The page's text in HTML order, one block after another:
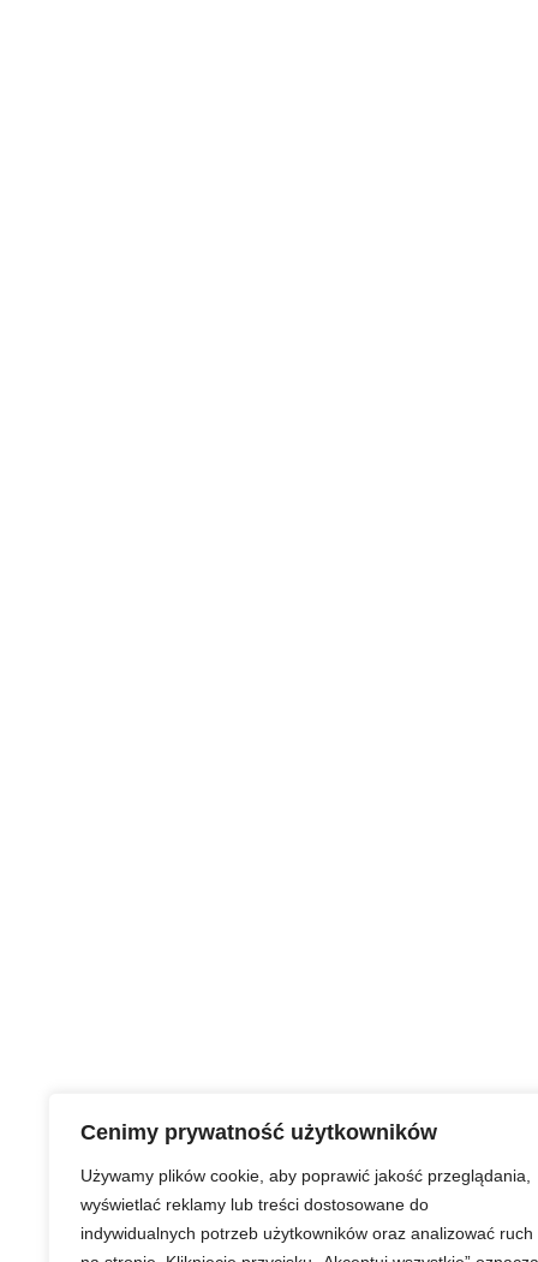
Cenimy prywatność użytkowników
Używamy plików cookie, aby poprawić jakość przeglądania,
wyświetlać reklamy lub treści dostosowane do
indywidualnych potrzeb użytkowników oraz analizować ruch